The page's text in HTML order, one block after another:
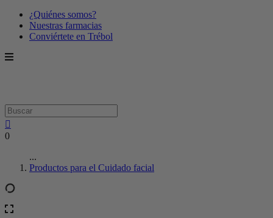
¿Quiénes somos?
Nuestras farmacias
Conviértete en Trébol
0
...
Productos para el Cuidado facial